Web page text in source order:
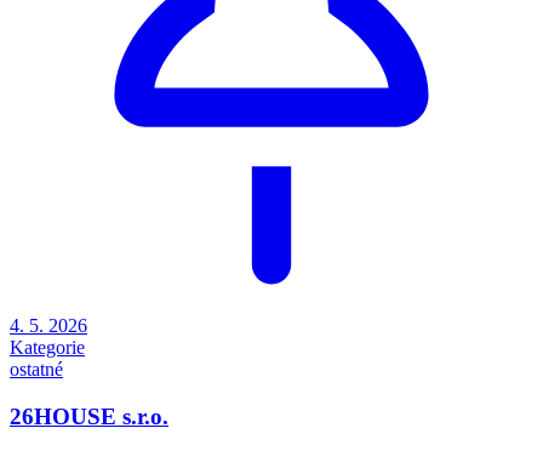
4. 5. 2026
Kategorie
ostatné
26HOUSE s.r.o.